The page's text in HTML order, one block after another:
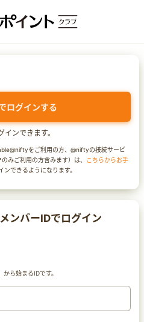
ログインする
ンできます。
をご利用の方、@niftyの接続サービ
みご利用の方含みます）は、 こちらからお手
できるようになります。
ンバーIDでログイン
ら始まるIDです。